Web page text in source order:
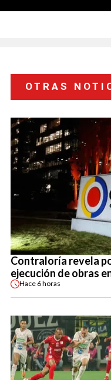
OTRAS
Contraloría revela
ejecución de obras
Hace 6 horas